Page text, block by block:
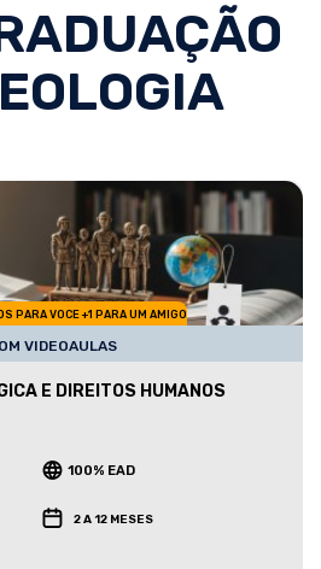
PARA VOCE +1 PARA UM AMIGO
VIDEOAULAS
E DIREITOS HUMANOS
100% EAD
2 A 12 MESES